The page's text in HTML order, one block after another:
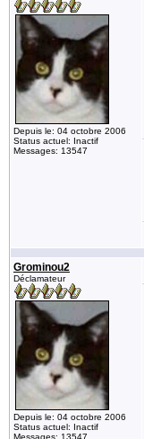
Depuis le: 04 octobre 2006
Status actuel: Inactif
Messages: 13547
Grominou2
Déclamateur
Depuis le: 04 octobre 2006
Status actuel: Inactif
Messages: 13547